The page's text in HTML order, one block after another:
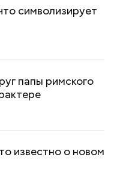
символизирует
папы римского
известно о новом